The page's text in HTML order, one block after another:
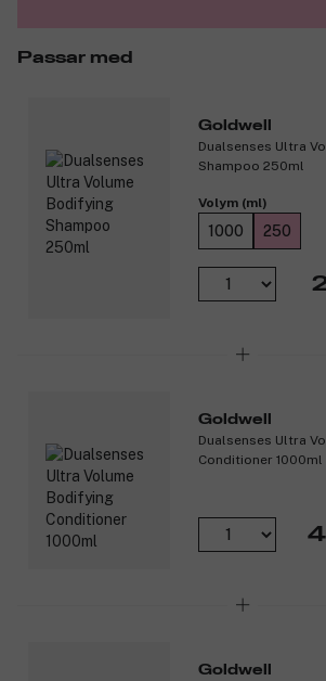
Passar med
Goldwell
Dualsenses Ultra
Shampoo 250ml
Volym (ml)
1000 250
Goldwell
Dualsenses Ultra
Conditioner 1000ml
Goldwell